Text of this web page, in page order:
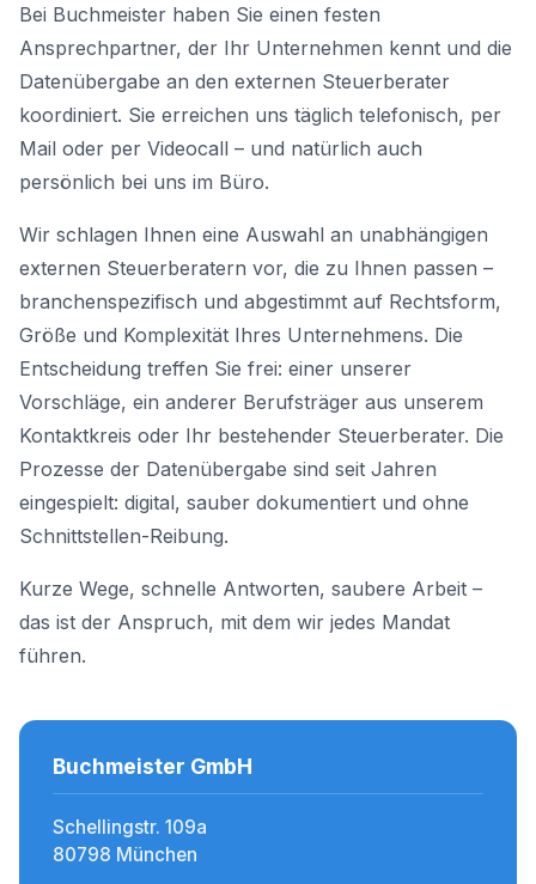
Bei Buchmeister haben Sie einen festen
Ansprechpartner, der Ihr Unternehmen kennt und die
Datenübergabe an den externen Steuerberater
koordiniert. Sie erreichen uns täglich telefonisch, per
Mail oder per Videocall – und natürlich auch
persönlich bei uns im Büro.
Wir schlagen Ihnen eine Auswahl an unabhängigen
externen Steuerberatern vor, die zu Ihnen passen –
branchenspezifisch und abgestimmt auf Rechtsform,
Größe und Komplexität Ihres Unternehmens. Die
Entscheidung treffen Sie frei: einer unserer
Vorschläge, ein anderer Berufsträger aus unserem
Kontaktkreis oder Ihr bestehender Steuerberater. Die
Prozesse der Datenübergabe sind seit Jahren
eingespielt: digital, sauber dokumentiert und ohne
Schnittstellen-Reibung.
Kurze Wege, schnelle Antworten, saubere Arbeit –
das ist der Anspruch, mit dem wir jedes Mandat
führen.
Buchmeister GmbH
Schellingstr. 109a
80798 München